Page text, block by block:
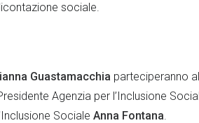
sociale.
Guastamacchia parteciperanno
Agenzia per l’Inclusione
Sociale Anna Fontana.